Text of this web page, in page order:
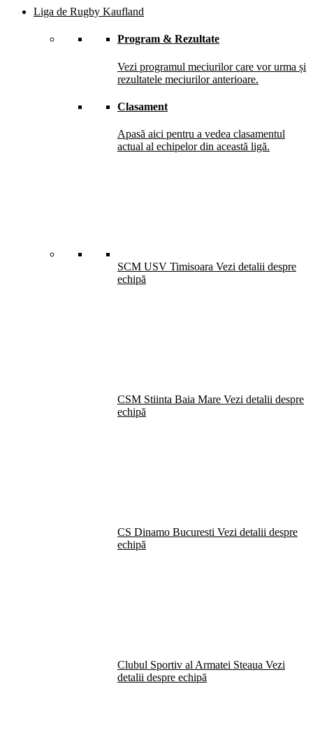
Liga de Rugby Kaufland
Program & Rezultate
Vezi programul meciurilor care vor urma și
rezultatele meciurilor anterioare.
Clasament
Apasă aici pentru a vedea clasamentul
actual al echipelor din această ligă.
SCM USV Timisoara Vezi detalii despre
echipă
CSM Stiinta Baia Mare Vezi detalii despre
echipă
CS Dinamo Bucuresti Vezi detalii despre
echipă
Clubul Sportiv al Armatei Steaua Vezi
detalii despre echipă